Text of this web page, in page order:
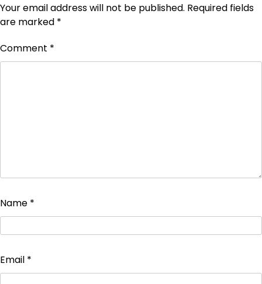
Your email address will not be published. Required fields
are marked *
Comment *
Name *
Email *